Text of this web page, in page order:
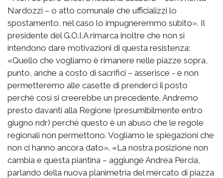
Nardozzi – o atto comunale che ufficializzi lo
spostamento, nel caso lo impugneremmo subito». Il
presidente del G.O.I.A rimarca inoltre che non si
intendono dare motivazioni di questa resistenza:
«Quello che vogliamo è rimanere nelle piazze sopra,
punto, anche a costo di sacrifici – asserisce - e non
permetteremo alle casette di prenderci il posto
perché così si creerebbe un precedente. Andremo
presto davanti alla Regione (presumibilmente entro
giugno ndr) perché questo è un abuso che le regole
regionali non permettono. Vogliamo le spiegazioni che
non ci hanno ancora dato». «La nostra posizione non
cambia e questa piantina – aggiunge Andrea Percia,
parlando della nuova planimetria del mercato di piazza